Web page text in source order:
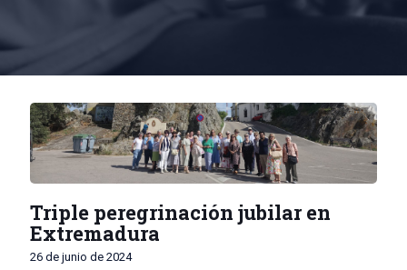
Triple peregrinación jubilar en
Extremadura
26 de junio de 2024